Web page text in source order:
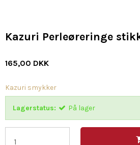
Kazuri Perleøreringe
165,00 DKK
Kazuri smykker
Lagerstatus: På lager